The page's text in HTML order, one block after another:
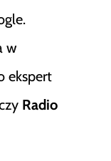
w
ekspert
Radio